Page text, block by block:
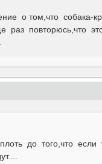
о том,что
повторюсь,что
до того,что